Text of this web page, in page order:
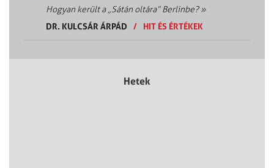
Hogyan került a „Sátán oltára” Berlinbe?»
DR. KULCSÁR ÁRPÁD
/ HIT ÉS ÉRTÉKEK
Hetek